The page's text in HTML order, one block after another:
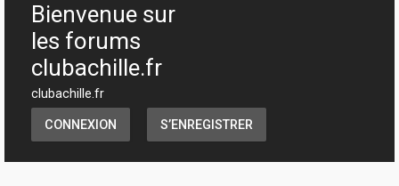
Bienvenue sur
les forums
clubachille.fr
clubachille.fr
CONNEXION S’ENREGISTRER